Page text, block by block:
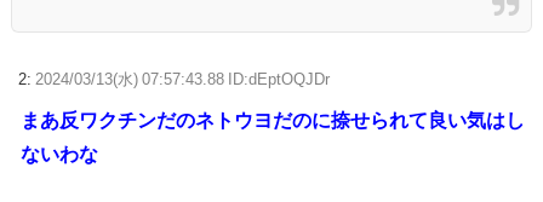
2: 2024/03/13(水) 07:57:43.88 ID:dEptOQJDr
まあ反ワクチンだのネトウヨだのに捺せられて良い気はし
ないわな